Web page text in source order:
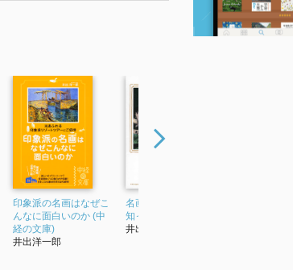
印象派の名画はなぜこ
んなに面白いのか (中
経の文庫)
井出洋一郎
名画のネコはなんでも
知っている
井出洋一郎